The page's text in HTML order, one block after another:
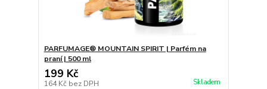
PARFUMAGE® MOUNTAIN SPIRIT | Parfém na
praní | 500 ml
199 Kč
164 Kč bez DPH Skladem